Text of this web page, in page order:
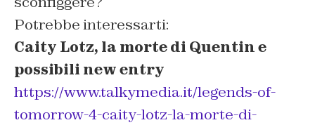
Potrebbe interessarti:
Caity Lotz, la morte di Quentin e
possibili new entry
https://www.talkymedia.it/legends-of-
tomorrow-4-caity-lotz-la-morte-di-